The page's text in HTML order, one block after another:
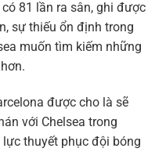
81 lần ra sân, ghi được
sự thiếu ổn định trong
muốn tìm kiếm những
được cho là sẽ
với Chelsea trong
thuyết phục đội bóng